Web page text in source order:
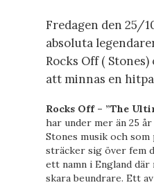
Fredagen den 25/
absoluta
Rocks Off (
att minnas en
Rocks Off – ”The
har under mer än 25
Stones musik och
sträcker sig över fem
ett namn i England
skara beundrare. Ett